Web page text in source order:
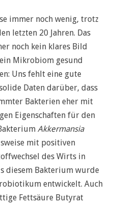
immer noch wenig, trotz
letzten 20 Jahren. Das
noch kein klares Bild
Mikrobiom gesund
Uns fehlt eine gute
Daten darüber, dass
Bakterien eher mit
Eigenschaften für den
Akkermansia
mit positiven
des Wirts in
diesem Bakterium wurde
entwickelt. Auch
Fettsäure Butyrat